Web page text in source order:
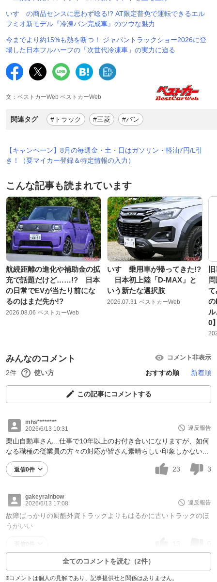
いすゞの商品センスに思わず唸る!? AT限定普免で運転できるエル
フミオ新モデル『冷凍バン完成車』のツウな魅力
今までより約15%も熱を断つ！ ジャパントラックショー2026に登
場した日本フルハーフの「次世代冷凍車」の実力に迫る
文：ベストカーWeb ベストカーWeb
関連タグ #トラック #三菱 #バン
【キャンペーン】8月の毎週金・土・日はガソリン・軽油7円/L引
き！（要マイカー登録＆特定情報の入力）
こんな記事も読まれています
航続距離の進化や補助金の拡
充で話題だけど……!? 日本
の日常でEVが当たり前にな
るのはまだ先か!?
2026.08.06 ベストカーWeb
いすゞ乗用車が帰ってきた!?
日本初上陸「D-MAX」と
いう新たな選択肢
2026.07.31 ベストカーWeb
て
の
0
みんなのコメント コメント非表示
2件 使い方 おすすめ順 新着順
この記事にコメントする
mhs********
2026/6/13 10:31
違反報告
栗山自動車さん...仕事で10年以上のお付き合いになりますが、如何
なる職種の従業員の方々の対応が皆さん素晴らしい印象しかない...
返信0件 23 3
gakeyrainbow
2026/6/13 17:08
違反報告
故障ばっかりの厨酷外資トラックよりもはるかに古いトラックのほ
うがいい
全てのコメントを読む（2件）
※コメントは個人の見解であり、記事提供社と関係はありません。